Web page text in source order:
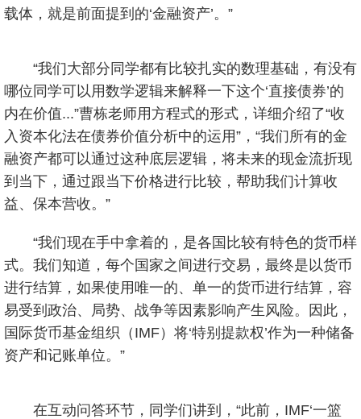
载体，就是前面提到的‘金融资产’。”
“我们大部分同学都有比较扎实的数理基础，有没有
哪位同学可以用数学逻辑来解释一下这个‘直接债券’的
内在价值...”曹栋老师用方程式的形式，详细介绍了“收
入资本化法在债券价值分析中的运用”，“我们所有的金
融资产都可以通过这种底层逻辑，将未来的现金流折现
到当下，通过跟当下价格进行比较，帮助我们计算收
益、保本营收。”
“我们现在手中拿着的，是各国比较有特色的货币样
式。我们知道，每个国家之间进行交易，最终是以货币
进行结算，如果使用唯一的、单一的货币进行结算，容
易受到政治、局势、战争等因素影响产生风险。因此，
国际货币基金组织（IMF）将‘特别提款权’作为一种储备
资产和记账单位。”
在互动问答环节，同学们讲到，“此前，IMF‘一篮